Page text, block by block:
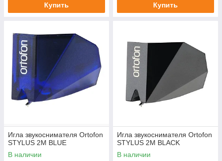
Купить Купить
Игла звукоснимателя Ortofon
STYLUS 2M BLUE
В наличии
Игла звукоснимателя Ortofon
STYLUS 2M BLACK
В наличии